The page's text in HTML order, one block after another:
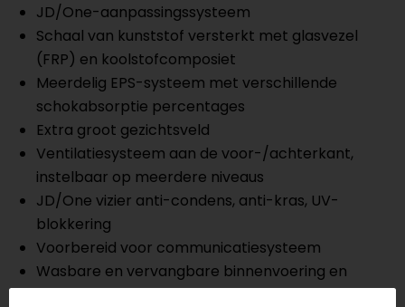
JD/One-aanpassingssysteem
Schaal van kunststof versterkt met glasvezel
(FRP) en koolstofcomposiet
Meerdelig EPS-systeem met verschillende
schokabsorptie percentages
Extra groot gezichtsveld
Ventilatiesysteem aan de voor-/achterkant,
instelbaar op meerdere niveaus
JD/One vizier anti-condens, anti-kras, UV-
blokkering
Voorbereid voor communicatiesysteem
Wasbare en vervangbare binnenvoering en
wangkussens